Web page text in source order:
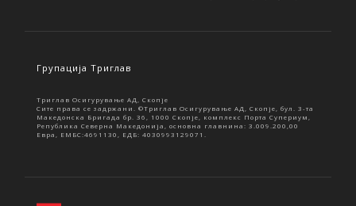
Групација Триглав
Триглав Осигурување АД, Скопје
Сите права се задржани. ©Триглав Осигурување АД, Скопје, бул. 3-та
Македонска Бригада бр. 36, 1000 Скопје, комплекс Порта Супериум,
Република Северна Македонија, основна главнина: 3.009.200,00
Евра, ЕМБС:4691130, ЕДБ: 4030993129071.